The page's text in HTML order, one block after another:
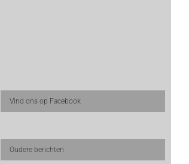
Vind ons op Facebook
Oudere berichten